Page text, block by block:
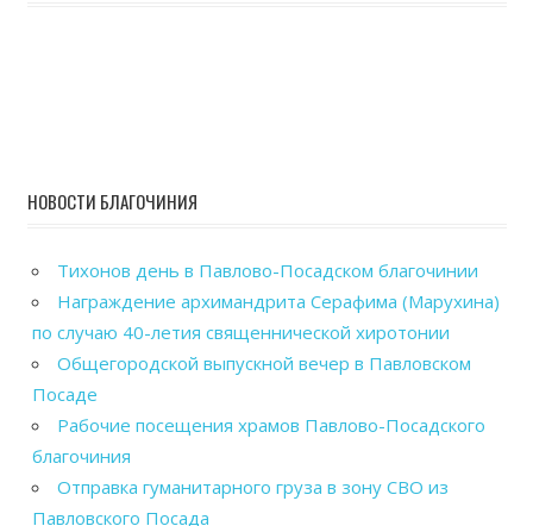
НОВОСТИ БЛАГОЧИНИЯ
Тихонов день в Павлово-Посадском благочинии
Награждение архимандрита Серафима (Марухина)
по случаю 40-летия священнической хиротонии
Общегородской выпускной вечер в Павловском
Посаде
Рабочие посещения храмов Павлово-Посадского
благочиния
Отправка гуманитарного груза в зону СВО из
Павловского Посада